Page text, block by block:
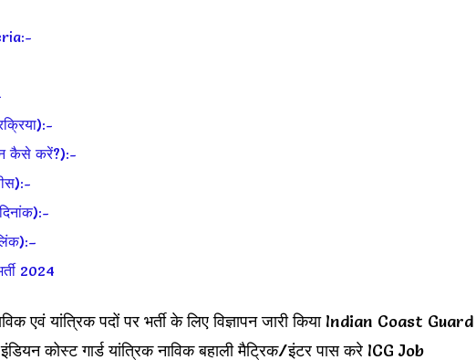
कैसे करें?):-
2024
एवं यांत्रिक पदों पर भर्ती के लिए विज्ञापन जारी किया Indian Coast Guard
कोस्ट गार्ड यांत्रिक नाविक बहाली मैट्रिक/इंटर पास करे ICG Job